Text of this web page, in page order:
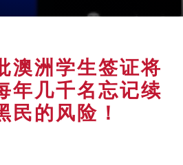
澳洲学生签证将
年几千名忘记续
民的风险！